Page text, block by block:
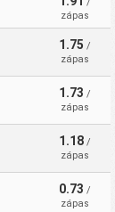
/
zápas
1.75 /
zápas
1.73 /
zápas
1.18 /
zápas
0.73 /
zápas